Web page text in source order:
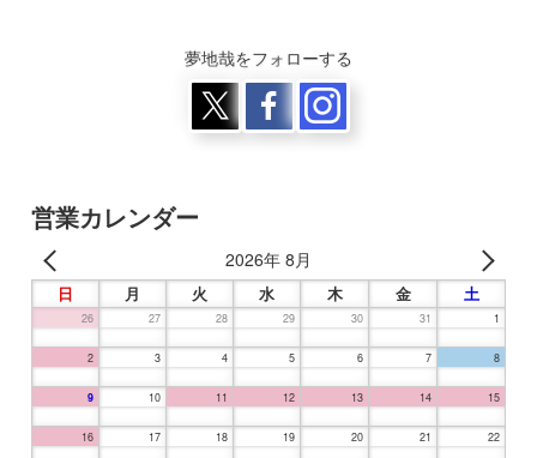
夢地哉をフォローする
営業カレンダー
2026年 8月
日 月 火 水 木 金 土
26 27 28 29 30 31 1
2 3 4 5 6 7 8
9 10 11 12 13 14 15
16 17 18 19 20 21 22